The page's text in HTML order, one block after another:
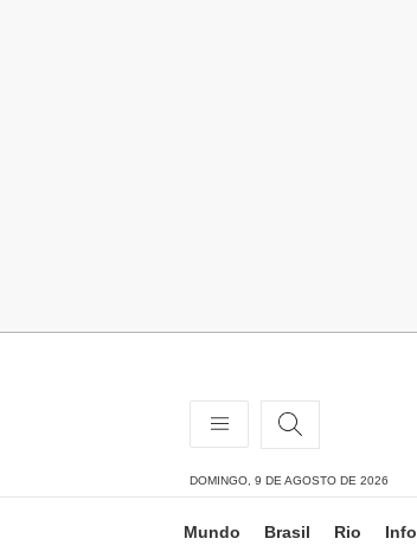
DOMINGO, 9 DE AGOSTO DE 2026
Mundo Brasil Rio